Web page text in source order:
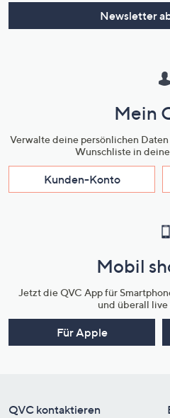
Newsletter
Mein
Verwalte deine persönlichen
Wunschliste in
Kunden-Konto
Mobil
Jetzt die QVC App für
und überall
Für Apple
QVC kontaktieren